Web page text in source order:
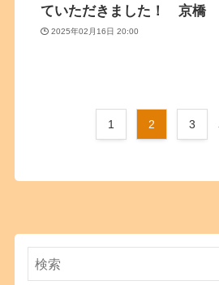
ていただきました！ 京橋
2025年02月16日 20:00
1 2 3